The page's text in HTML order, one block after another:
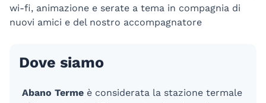
wi-fi, animazione e serate a tema in compagnia di
nuovi amici e del nostro accompagnatore
Dove siamo
Abano Terme è considerata la stazione termale